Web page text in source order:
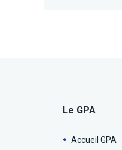
Le GPA
Accueil GPA